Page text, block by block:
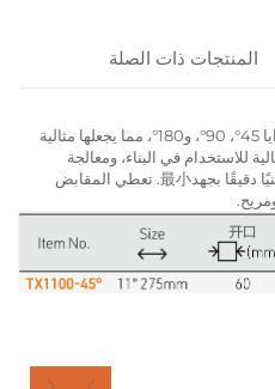
المنتجات ذات الصلة
مكواة ثنينا تسمح بتشكيل دقيق عند زوايا 45°، 90°، و180°، مما يجعلها مثالية
للاستخدام في البناء، ومعالجة
المعادن، والمهام اليدوية، حيث تضمن ثنيًا دقيقًا بجهد最小. تعطي المقابض